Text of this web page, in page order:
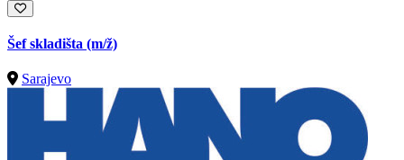
Šef skladišta (m/ž)
Sarajevo